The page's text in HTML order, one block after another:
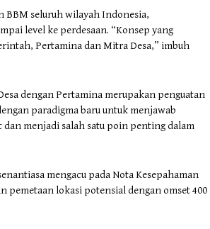
seluruh wilayah Indonesia,
level ke perdesaan. “Konsep yang
Pertamina dan Mitra Desa,” imbuh
dengan Pertamina merupakan penguatan
paradigma baru untuk menjawab
menjadi salah satu poin penting dalam
mengacu pada Nota Kesepahaman
pemetaan lokasi potensial dengan omset 400